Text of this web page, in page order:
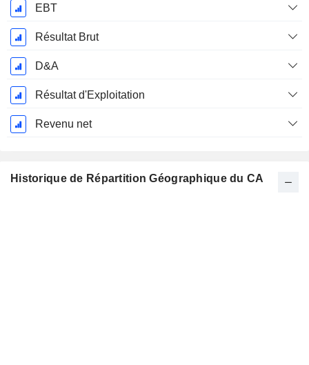
EBT
Résultat Brut
D&A
Résultat d'Exploitation
Revenu net
Historique de Répartition Géographique du CA